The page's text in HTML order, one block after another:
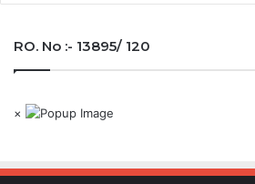
RO. No :- 13895/ 120
×